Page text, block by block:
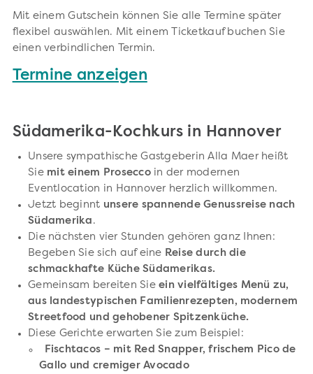
Mit einem Gutschein können Sie alle Termine später
flexibel auswählen. Mit einem Ticketkauf buchen Sie
einen verbindlichen Termin.
Termine anzeigen
Südamerika-Kochkurs in Hannover
Unsere sympathische Gastgeberin Alla Maer heißt
Sie mit einem Prosecco in der modernen
Eventlocation in Hannover herzlich willkommen.
Jetzt beginnt unsere spannende Genussreise nach
Südamerika .
Die nächsten vier Stunden gehören ganz Ihnen:
Begeben Sie sich auf eine Reise durch die
schmackhafte Küche Südamerikas.
Gemeinsam bereiten Sieein vielfältiges Menü zu,
aus landestypischen Familienrezepten, modernem
Streetfood und gehobener Spitzenküche.
Diese Gerichte erwarten Sie zum Beispiel:
Fischtacos – mit Red Snapper, frischem Pico de
Gallo und cremiger Avocado